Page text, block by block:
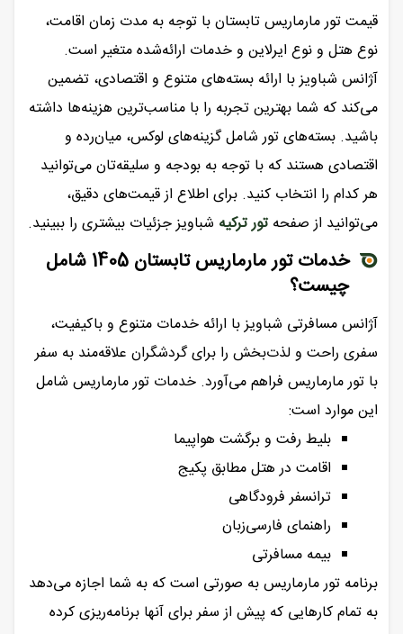
قیمت تور مارماریس تابستان با توجه به مدت زمان اقامت،
نوع هتل و نوع ایرلاین و خدمات ارائه‌شده متغیر است.
آژانس شباویز با ارائه بسته‌های متنوع و اقتصادی، تضمین
می‌کند که شما بهترین تجربه را با مناسب‌ترین هزینه‌ها داشته
باشید. بسته‌های تور شامل گزینه‌های لوکس، میان‌رده و
اقتصادی هستند که با توجه به بودجه و سلیقه‌تان می‌توانید
هر کدام را انتخاب کنید. برای اطلاع از قیمت‌های دقیق،
می‌توانید از صفحه تور ترکیه شباویز جزئیات بیشتری را ببینید.
خدمات تور مارماریس تابستان 1405 شامل
چیست؟
آژانس مسافرتی شباویز با ارائه خدمات متنوع و باکیفیت،
سفری راحت و لذت‌بخش را برای گردشگران علاقه‌مند به سفر
با تور مارماریس فراهم می‌آورد. خدمات تور مارماریس شامل
این موارد است:
بلیط رفت و برگشت هواپیما
اقامت در هتل‌ مطابق پکیج
ترانسفر فرودگاهی
راهنمای فارسی‌زبان
بیمه مسافرتی
برنامه تور مارماریس به صورتی است که به شما اجازه می‌دهد
به تمام کارهایی که پیش از سفر برای آنها برنامه‌ریزی کرده